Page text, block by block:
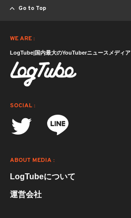
Go to Top
WE ARE :
LogTube|国内最大のYouTuberニュースメディア
SOCIAL :
ABOUT MEDIA :
LogTubeについて
運営会社